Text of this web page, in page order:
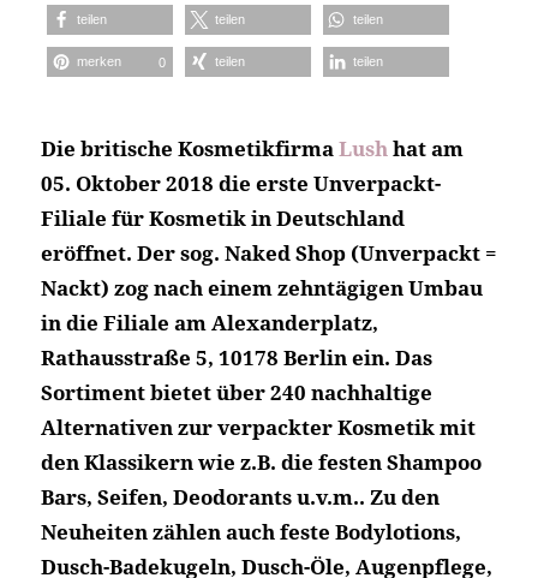
teilen teilen teilen
merken 0 teilen teilen
Die britische KosmetikfirmaLushhat am
05. Oktober 2018 die erste Unverpackt-
Filiale für Kosmetik in Deutschland
eröffnet. Der sog. Naked Shop (Unverpackt =
Nackt) zog nach einem zehntägigen Umbau
in die Filiale am Alexanderplatz,
Rathausstraße 5, 10178 Berlin ein. Das
Sortiment bietet über 240 nachhaltige
Alternativen zur verpackter Kosmetik mit
den Klassikern wie z.B. die festen Shampoo
Bars, Seifen, Deodorants u.v.m.. Zu den
Neuheiten zählen auch feste Bodylotions,
Dusch-Badekugeln, Dusch-Öle, Augenpflege,